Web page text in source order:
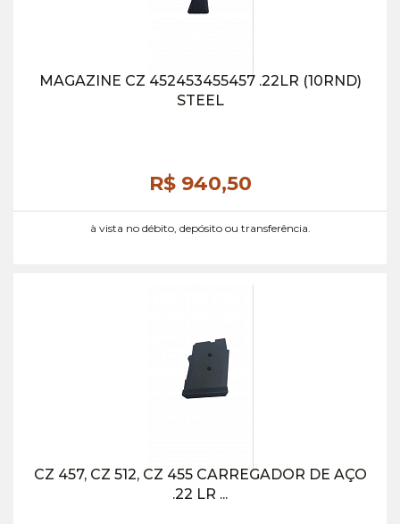
MAGAZINE CZ 452453455457 .22LR (10RND)
STEEL
R$ 940,50
à vista no débito, depósito ou transferência.
CZ 457, CZ 512, CZ 455 CARREGADOR DE AÇO
.22 LR ...